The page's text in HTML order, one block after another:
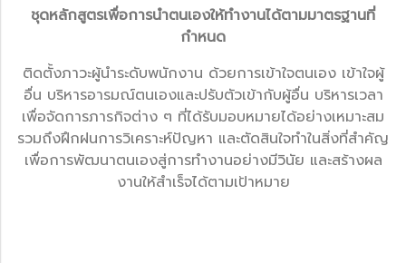
ชุดหลักสูตรเพื่อการนำตนเองให้ทำงานได้ตามมาตรฐานที่
กำหนด
ติดตั้งภาวะผู้นำระดับพนักงาน ด้วยการเข้าใจตนเอง เข้าใจผู้
อื่น บริหารอารมณ์ตนเองและปรับตัวเข้ากับผู้อื่น บริหารเวลา
เพื่อจัดการภารกิจต่าง ๆ ที่ได้รับมอบหมายได้อย่างเหมาะสม
รวมถึงฝึกฝนการวิเคราะห์ปัญหา และตัดสินใจทำในสิ่งที่สำคัญ
เพื่อการพัฒนาตนเองสู่การทำงานอย่างมีวินัย และสร้างผล
งานให้สำเร็จได้ตามเป้าหมาย